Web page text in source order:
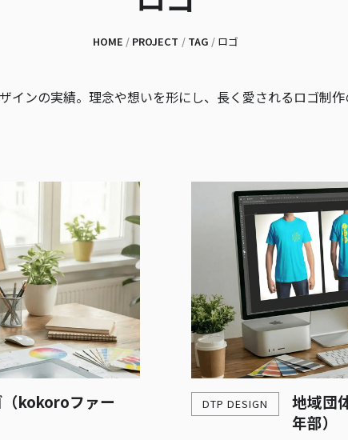
HOME PROJECT TAG ロゴ
インの実績。理念や想いを形にし、長く愛されるロゴ制
kokoroファー
地域団
年部）
DTP DESIGN